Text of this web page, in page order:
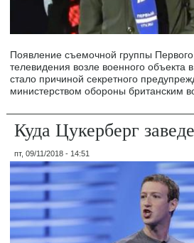
Появление съемочной группы Первого
телевидения возле военного объекта
стало причиной секретного
министерством обороны британским
Куда Цукерберг
пт, 09/11/2018 - 14:51